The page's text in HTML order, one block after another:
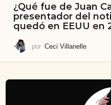
¿Qué fue de Juan
presentador del
quedó en EEUU en
por Ceci Villanelle